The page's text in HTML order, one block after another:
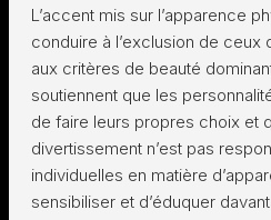
L’accent mis sur l’apparence
conduire à l’exclusion de
aux critères de beauté
soutiennent que les
de faire leurs propres choix et
divertissement n’est pas
individuelles en matière
sensibiliser et d’éduquer